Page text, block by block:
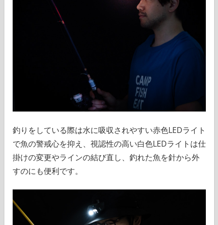
釣りをしている際は水に吸収されやすい赤色LEDライト
で魚の警戒心を抑え、視認性の高い白色LEDライトは仕
掛けの変更やラインの結び直し、釣れた魚を針から外
すのにも便利です。